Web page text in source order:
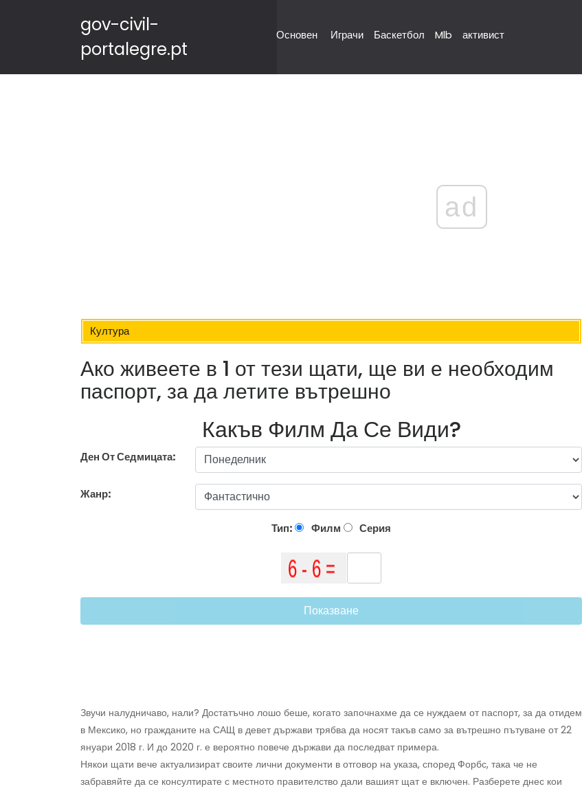
gov-civil-
portalegre.pt
Основен Играчи Баскетбол Mlb активист
ad
Култура
Ако живеете в 1 от тези щати, ще ви е необходим
паспорт, за да летите вътрешно
Какъв Филм Да Се Види?
Ден От Седмицата:
Жанр:
Тип: Филм Серия
Показване
Звучи налудничаво, нали? Достатъчно лошо беше, когато започнахме да се нуждаем от паспорт, за да отидем
в Мексико, но гражданите на САЩ в девет държави трябва да носят такъв само за вътрешно пътуване от 22
януари 2018 г. И до 2020 г. е вероятно повече държави да последват примера.
Някои щати вече актуализират своите лични документи в отговор на указа, според Форбс, така че не
забравяйте да се консултирате с местното правителство дали вашият щат е включен. Разберете днес кои